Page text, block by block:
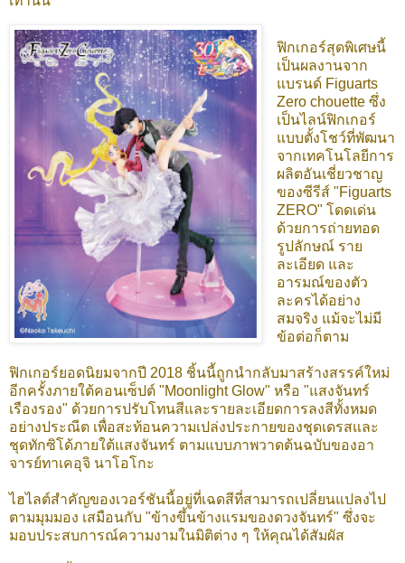
ฟิกเกอร์สุดพิเศษนี้
เป็นผลงานจาก
แบรนด์ Figuarts
Zero chouette ซึ่ง
เป็นไลน์ฟิกเกอร์
แบบตั้งโชว์ที่พัฒนา
จากเทคโนโลยีการ
ผลิตอันเชี่ยวชาญ
ของซีรีส์ "Figuarts
ZERO" โดดเด่น
ด้วยการถ่ายทอด
รูปลักษณ์ ราย
ละเอียด และ
อารมณ์ของตัว
ละครได้อย่าง
สมจริง แม้จะไม่มี
ข้อต่อก็ตาม
ฟิกเกอร์ยอดนิยมจากปี 2018 ชิ้นนี้ถูกนำกลับมาสร้างสรรค์ใหม่
อีกครั้งภายใต้คอนเซ็ปต์ "Moonlight Glow" หรือ "แสงจันทร์
เรืองรอง" ด้วยการปรับโทนสีและรายละเอียดการลงสีทั้งหมด
อย่างประณีต เพื่อสะท้อนความเปล่งประกายของชุดเดรสและ
ชุดทักซิโด้ภายใต้แสงจันทร์ ตามแบบภาพวาดต้นฉบับของอา
จารย์ทาเคอุจิ นาโอโกะ
ไฮไลต์สำคัญของเวอร์ชันนี้อยู่ที่เฉดสีที่สามารถเปลี่ยนแปลงไป
ตามมุมมอง เสมือนกับ "ข้างขึ้นข้างแรมของดวงจันทร์" ซึ่งจะ
มอบประสบการณ์ความงามในมิติต่าง ๆ ให้คุณได้สัมผัส